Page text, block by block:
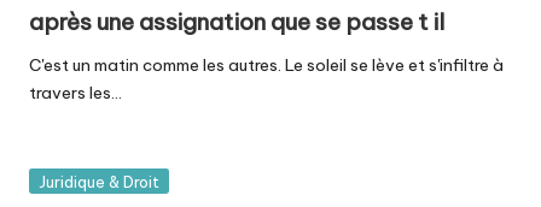
après une assignation que se passe t il
C'est un matin comme les autres. Le soleil se lève et s'infiltre à
travers les…
Posted
Juridique & Droit